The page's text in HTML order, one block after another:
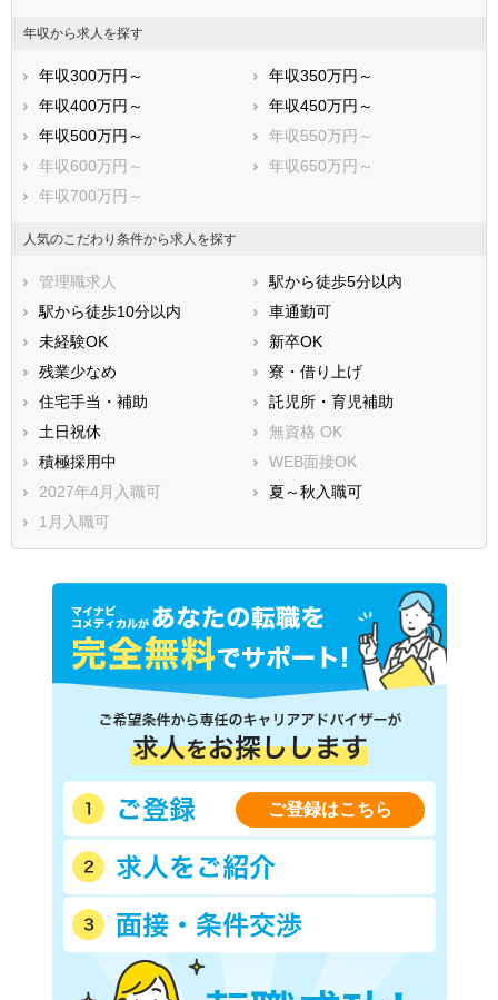
年収から求人を探す
年収300万円～
年収350万円～
年収400万円～
年収450万円～
年収500万円～
年収550万円～
年収600万円～
年収650万円～
年収700万円～
人気のこだわり条件から求人を探す
管理職求人
駅から徒歩5分以内
駅から徒歩10分以内
車通勤可
未経験OK
新卒OK
残業少なめ
寮・借り上げ
住宅手当・補助
託児所・育児補助
土日祝休
無資格 OK
積極採用中
WEB面接OK
2027年4月入職可
夏～秋入職可
1月入職可
ご登録はこちら